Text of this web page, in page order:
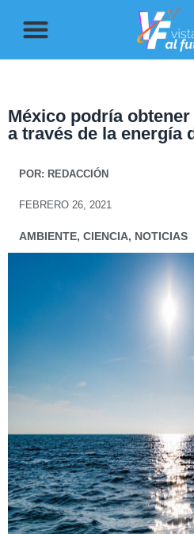
México podría
a través de la energía
POR: REDACCIÓN
FEBRERO 26, 2021
AMBIENTE, CIENCIA, NOTICIAS